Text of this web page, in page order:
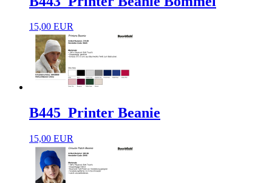
15,00 EUR
B445_Printer Beanie
15,00 EUR